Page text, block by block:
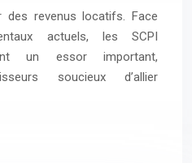
des revenus locatifs. Face
actuels, les SCPI
un essor important,
soucieux d’allier